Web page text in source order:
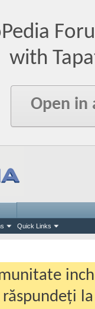
with
Open in
Quick Links